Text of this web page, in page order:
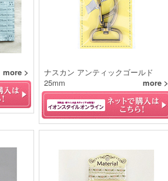
more >
ナスカン アンティックゴールド
25mm
more >